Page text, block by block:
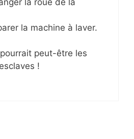
la machine à laver.
peut-être les
!